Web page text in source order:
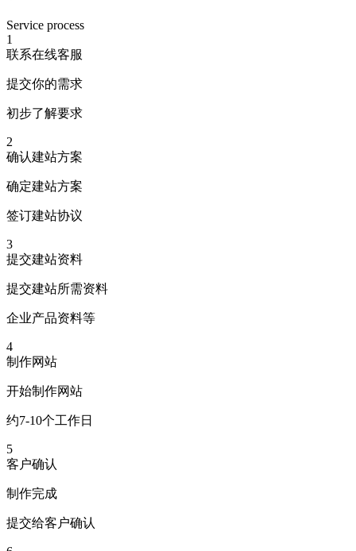
Service process
1
联系在线客服
提交你的需求
初步了解要求
2
确认建站方案
确定建站方案
签订建站协议
3
提交建站资料
提交建站所需资料
企业产品资料等
4
制作网站
开始制作网站
约7-10个工作日
5
客户确认
制作完成
提交给客户确认